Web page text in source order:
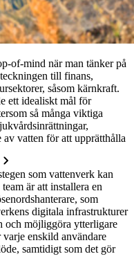
of-mind när man tänker på
till finans,
såsom kärnkraft.
ett idealiskt mål för
så många viktiga
av vatten för att upprätthålla
som vattenverk kan
är att installera en
som
digitala infrastrukturer
och möjliggöra ytterligare
enskild användare
samtidigt som det gör